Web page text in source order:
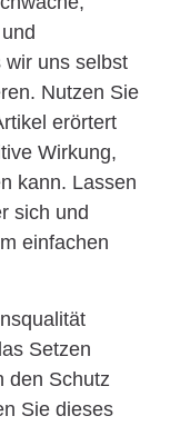
wir uns selbst
Nutzen Sie
erörtert
Wirkung,
kann. Lassen
sich und
einfachen
Setzen
den Schutz
Sie dieses